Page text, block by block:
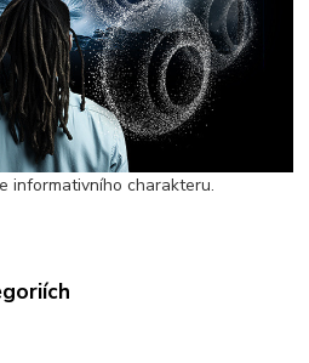
informativního charakteru.